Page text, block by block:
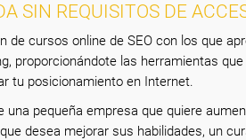
SIN REQUISITOS DE
de cursos online de SEO con los que
proporcionándote las herramientas
tu posicionamiento en Internet.
una pequeña empresa que quiere
desea mejorar sus habilidades, un